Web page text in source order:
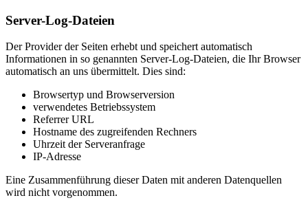
Server-Log-Dateien
Der Provider der Seiten erhebt und speichert automatisch
Informationen in so genannten Server-Log-Dateien, die Ihr Browser
automatisch an uns übermittelt. Dies sind:
Browsertyp und Browserversion
verwendetes Betriebssystem
Referrer URL
Hostname des zugreifenden Rechners
Uhrzeit der Serveranfrage
IP-Adresse
Eine Zusammenführung dieser Daten mit anderen Datenquellen
wird nicht vorgenommen.